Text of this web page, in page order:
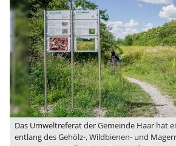
Das Umweltreferat der Gemeinde Haar hat
entlang des Gehölz-, Wildbienen- und